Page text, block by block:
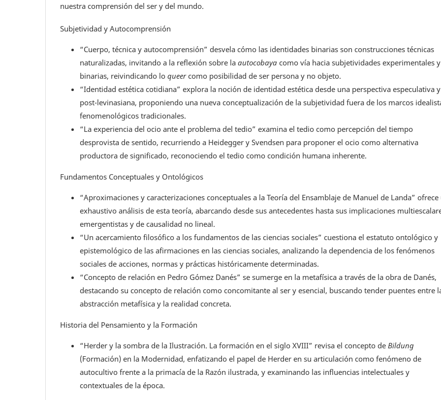
nuestra comprensión del ser y del mundo.
Subjetividad y Autocomprensión
“Cuerpo, técnica y autocomprensión” desvela cómo las identidades binarias son construcciones técnicas
naturalizadas, invitando a la reflexión sobre laautocobaya como vía hacia subjetividades experimentales
binarias, reivindicando loqueercomo posibilidad de ser persona y no objeto.
“Identidad estética cotidiana” explora la noción de identidad estética desde una perspectiva especulativa y
post-levinasiana, proponiendo una nueva conceptualización de la subjetividad fuera de los marcos
fenomenológicos tradicionales.
“La experiencia del ocio ante el problema del tedio” examina el tedio como percepción del tiempo
desprovista de sentido, recurriendo a Heidegger y Svendsen para proponer el ocio como alternativa
productora de significado, reconociendo el tedio como condición humana inherente.
Fundamentos Conceptuales y Ontológicos
“Aproximaciones y caracterizaciones conceptuales a la Teoría del Ensamblaje de Manuel de Landa” ofrece
exhaustivo análisis de esta teoría, abarcando desde sus antecedentes hasta sus implicaciones
emergentistas y de causalidad no lineal.
“Un acercamiento filosófico a los fundamentos de las ciencias sociales” cuestiona el estatuto ontológico y
epistemológico de las afirmaciones en las ciencias sociales, analizando la dependencia de los fenómenos
sociales de acciones, normas y prácticas históricamente determinadas.
“Concepto de relación en Pedro Gómez Danés” se sumerge en la metafísica a través de la obra de Danés,
destacando su concepto de relación como concomitante al ser y esencial, buscando tender puentes entre
abstracción metafísica y la realidad concreta.
Historia del Pensamiento y la Formación
“Herder y la sombra de la Ilustración. La formación en el siglo XVIII” revisa el concepto deBildung
(Formación) en la Modernidad, enfatizando el papel de Herder en su articulación como fenómeno de
autocultivo frente a la primacía de la Razón ilustrada, y examinando las influencias intelectuales y
contextuales de la época.